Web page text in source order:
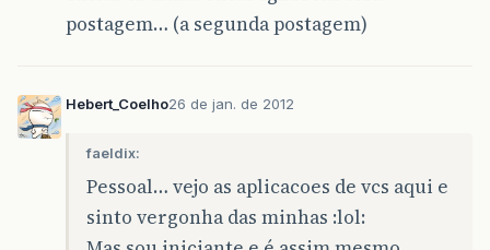
postagem… (a segunda postagem)
Hebert_Coelho26 de jan. de 2012
faeldix:
Pessoal… vejo as aplicacoes de vcs aqui e
sinto vergonha das minhas :lol: